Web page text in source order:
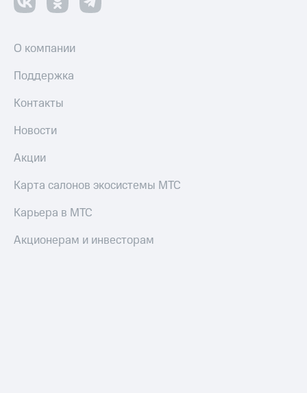
О компании
Поддержка
Контакты
Новости
Акции
Карта салонов экосистемы МТС
Карьера в МТС
Акционерам и инвесторам